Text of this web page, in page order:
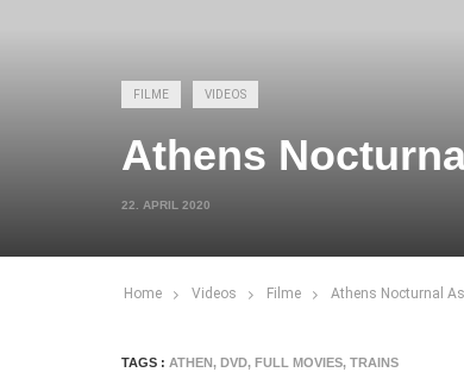
FILME VIDEOS
Athens
22. APRIL 2020
Home Videos Filme Athens Nocturnal
TAGS : ATHEN, DVD, FULL MOVIES, TRAINS